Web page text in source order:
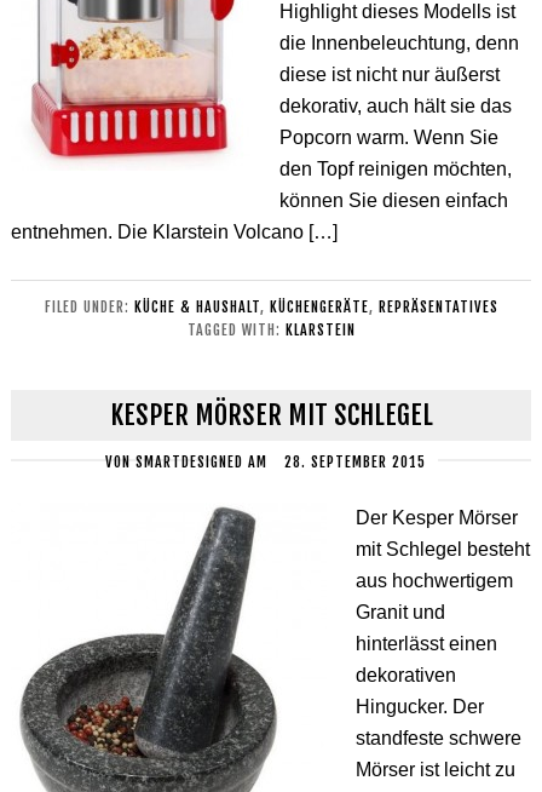
Highlight dieses Modells ist
die Innenbeleuchtung, denn
diese ist nicht nur äußerst
dekorativ, auch hält sie das
Popcorn warm. Wenn Sie
den Topf reinigen möchten,
können Sie diesen einfach
entnehmen. Die Klarstein Volcano […]
FILED UNDER: KÜCHE & HAUSHALT, KÜCHENGERÄTE, REPRÄSENTATIVES
TAGGED WITH: KLARSTEIN
KESPER MÖRSER MIT SCHLEGEL
VON SMARTDESIGNED AM 28. SEPTEMBER 2015
Der Kesper Mörser
mit Schlegel besteht
aus hochwertigem
Granit und
hinterlässt einen
dekorativen
Hingucker. Der
standfeste schwere
Mörser ist leicht zu